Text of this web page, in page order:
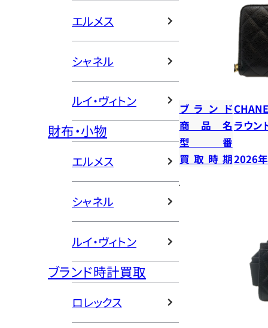
エルメス
シャネル
ルイ・ヴィトン
財布・小物
エルメス
シャネル
ルイ・ヴィトン
ブランド時計買取
ロレックス
ブランド
商品名 ラウン
型番
買取時期2026